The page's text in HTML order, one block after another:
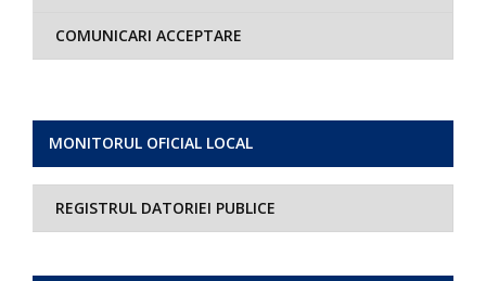
MONITORUL OFICIAL LOCAL
REGISTRUL DATORIEI PUBLICE
COMUNICARI ACCEPTARE